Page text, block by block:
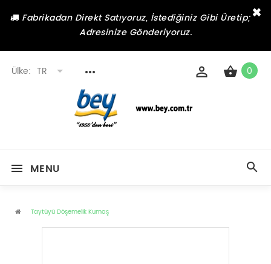
×
Fabrikadan Direkt Satıyoruz, İstediğiniz Gibi Üretip;
Adresinize Gönderiyoruz.
Ülke: TR 0
MENU
Taytüyü Döşemelik Kumaş